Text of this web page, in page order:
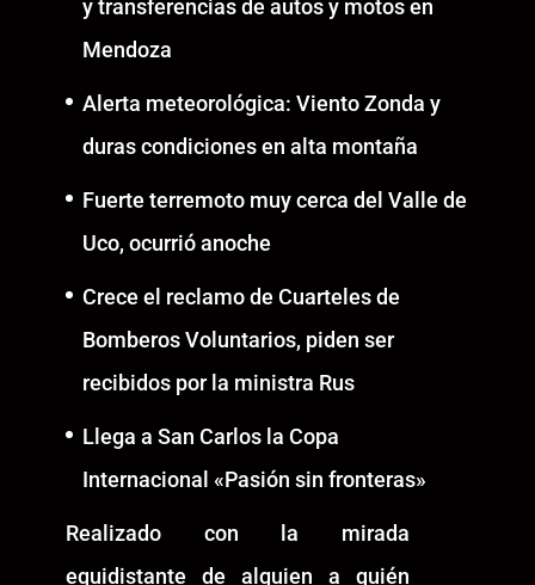
y transferencias de autos y motos en
Mendoza
Alerta meteorológica: Viento Zonda y
duras condiciones en alta montaña
Fuerte terremoto muy cerca del Valle de
Uco, ocurrió anoche
Crece el reclamo de Cuarteles de
Bomberos Voluntarios, piden ser
recibidos por la ministra Rus
Llega a San Carlos la Copa
Internacional «Pasión sin fronteras»
Realizado con la mirada
equidistante de alguien a quién